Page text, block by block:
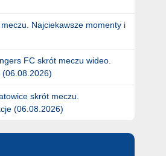
Najciekawsze momenty i
FC skrót meczu wideo.
(06.08.2026)
skrót meczu.
(06.08.2026)